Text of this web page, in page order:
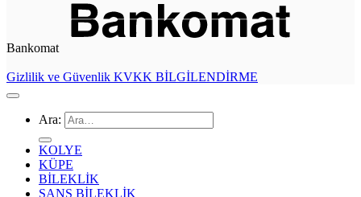
Bankomat
Gizlilik ve Güvenlik KVKK BİLGİLENDİRME
Ara:
KOLYE
KÜPE
BİLEKLİK
ŞANS BİLEKLİK